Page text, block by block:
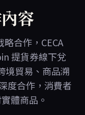
容
略合作，CECA
提貨券線下兌
境貿易、商品溯
度合作，消費者
體商品。